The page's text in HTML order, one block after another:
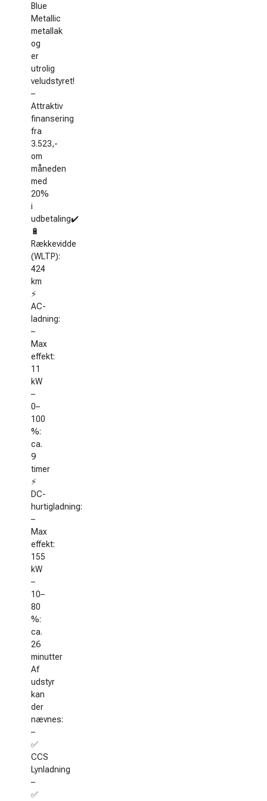
Blue
Metallic
metallak
og
er
utrolig
veludstyret!
–
Attraktiv
finansering
fra
3.523,-
om
måneden
med
20%
i
udbetaling✔️
🔋
Rækkevidde
(WLTP):
424
km
⚡
AC-
ladning:
–
Max
effekt:
11
kW
–
0–
100
%:
ca.
9
timer
⚡
DC-
hurtigladning:
–
Max
effekt:
155
kW
–
10–
80
%:
ca.
26
minutter
Af
udstyr
kan
der
nævnes:
–
✅
CCS
Lynladning
–
✅